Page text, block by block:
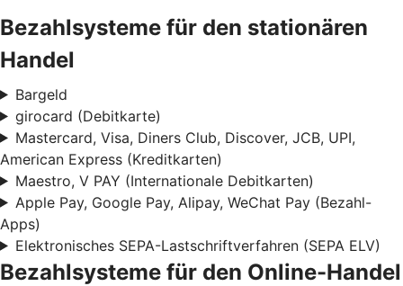
Bezahlsysteme für den stationären
Handel
Bargeld
girocard (Debitkarte)
Mastercard, Visa, Diners Club, Discover, JCB, UPI,
American Express (Kreditkarten)
Maestro, V PAY (Internationale Debitkarten)
Apple Pay, Google Pay, Alipay, WeChat Pay (Bezahl-
Apps)
Elektronisches SEPA-Lastschriftverfahren (SEPA ELV)
Bezahlsysteme für den Online-Handel